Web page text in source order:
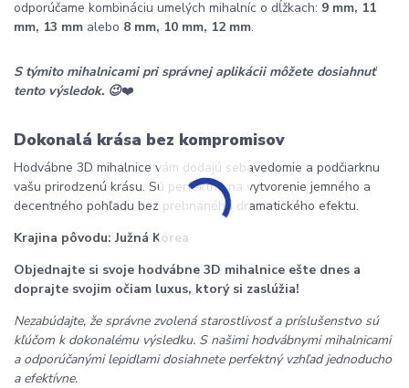
odporúčame kombináciu umelých mihalníc o dĺžkach: 9 mm, 11
mm, 13 mm alebo 8 mm, 10 mm, 12 mm.
S týmito mihalnicami pri správnej aplikácii môžete dosiahnuť
tento výsledok. 😉❤️
Dokonalá krása bez kompromisov
Hodvábne 3D mihalnice vám dodajú sebavedomie a podčiarknu
vašu prirodzenú krásu. Sú perfektné na vytvorenie jemného a
decentného pohľadu bez prehnaného dramatického efektu.
Krajina pôvodu: Južná Kórea
Objednajte si svoje hodvábne 3D mihalnice ešte dnes a
doprajte svojim očiam luxus, ktorý si zaslúžia!
Nezabúdajte, že správne zvolená starostlivosť a príslušenstvo sú
kľúčom k dokonalému výsledku. S našimi hodvábnymi mihalnicami
a odporúčanými lepidlami dosiahnete perfektný vzhľad jednoducho
a efektívne.